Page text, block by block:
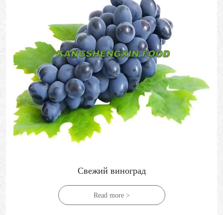
Свежий виноград
Read more >